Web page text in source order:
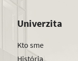
Univerzita
Kto sme
História